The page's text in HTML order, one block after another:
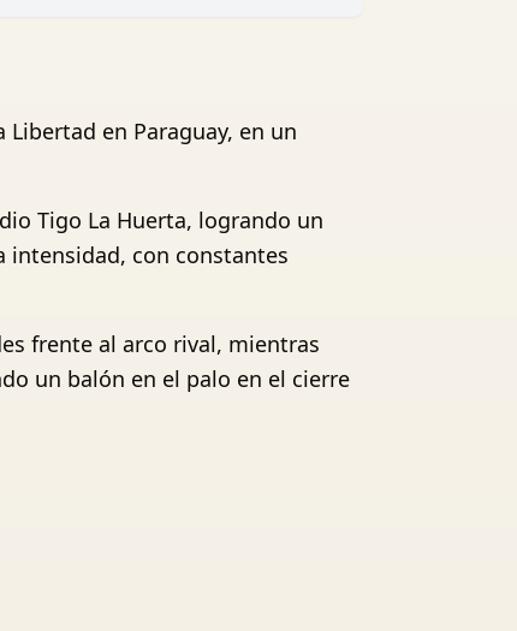
en Paraguay, en un
Tigo La Huerta, logrando un
intensidad, con constantes
frente al arco rival, mientras
un balón en el palo en el cierre